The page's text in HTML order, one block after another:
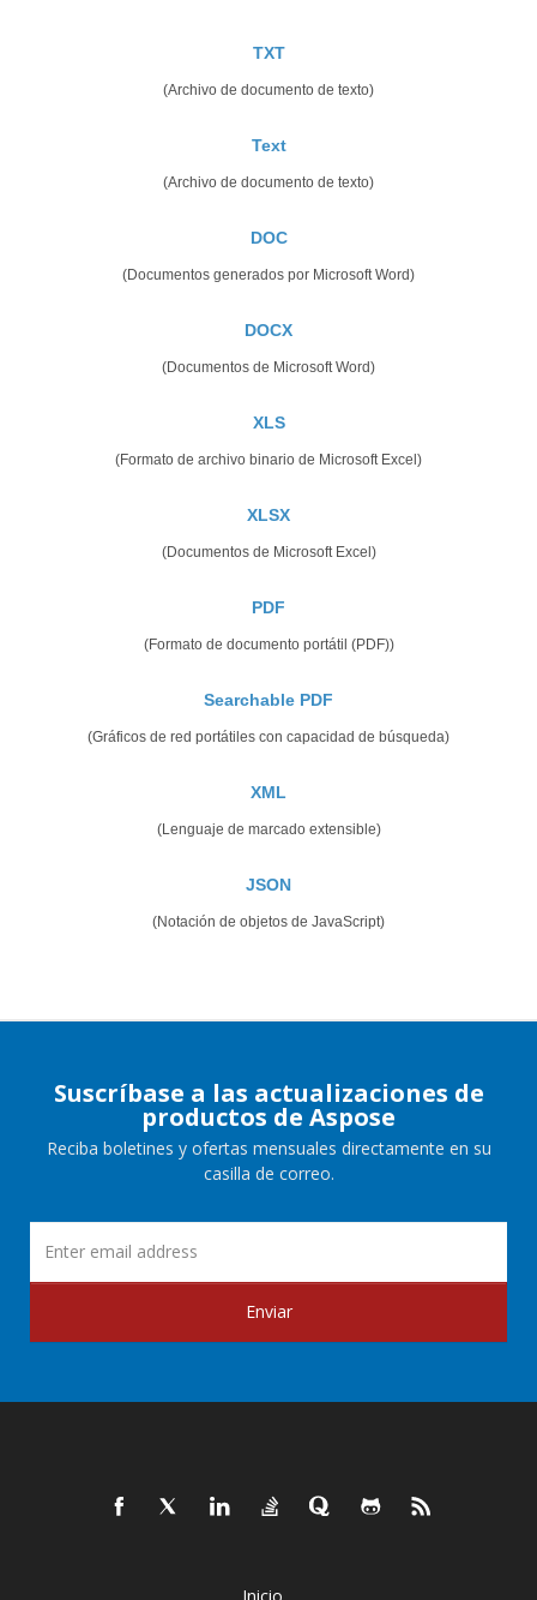
TXT
(Archivo de documento de texto)
Text
(Archivo de documento de texto)
DOC
(Documentos generados por Microsoft Word)
DOCX
(Documentos de Microsoft Word)
XLS
(Formato de archivo binario de Microsoft Excel)
XLSX
(Documentos de Microsoft Excel)
PDF
(Formato de documento portátil (PDF))
Searchable PDF
(Gráficos de red portátiles con capacidad de búsqueda)
XML
(Lenguaje de marcado extensible)
JSON
(Notación de objetos de JavaScript)
Suscríbase a las actualizaciones de
productos de Aspose
Reciba boletines y ofertas mensuales directamente en su
casilla de correo.
Enviar
Inicio